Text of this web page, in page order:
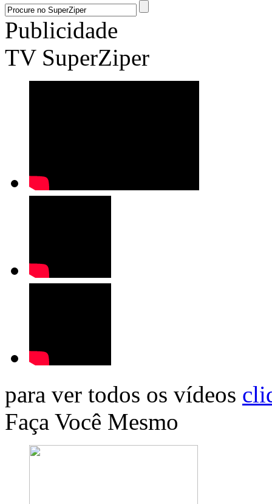
Publicidade
TV SuperZiper
para ver todos os vídeos
Faça Você Mesmo